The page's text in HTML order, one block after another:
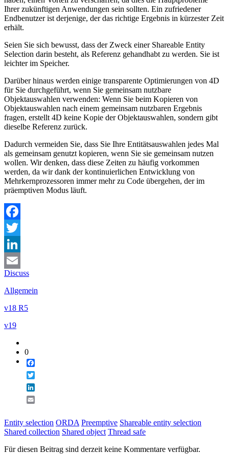
Ihrer zukünftigen Anwendungen sein sollten. Ein zufriedener
Endbenutzer ist derjenige, der das richtige Ergebnis in kürzester Zeit
erhält.
Seien Sie sich bewusst, dass der Zweck einer Shareable Entity
Selection darin besteht, als Referenz gehandhabt zu werden. Sie ist
leichter im Speicher.
Darüber hinaus werden einige transparente Optimierungen von 4D
für Sie durchgeführt, wenn Sie gemeinsam nutzbare
Objektauswahlen verwenden: Wenn Sie beim Kopieren von
Objektauswahlen nach einem gemeinsam nutzbaren Ergebnis
fragen, erstellt 4D keine Kopie der Objektauswahlen, sondern gibt
dieselbe Referenz zurück.
Dadurch vermeiden Sie, dass Sie Ihre Entitätsauswahlen jedes Mal
als gemeinsam genutzt kopieren, wenn Sie sie gemeinsam nutzen
wollen. Wir denken, dass diese Zeiten zu häufig vorkommen
werden, da wir dank der kontinuierlichen Entwicklung von
Mehrkernprozessoren immer mehr zu Code übergehen, der im
präemptiven Modus läuft.
Facebook
Twitter
LinkedIn
Email
Discuss
Allgemein
v18 R5
v19
0
Entity selection ORDA Preemptive Shareable entity selection
Shared collection Shared object Thread safe
Für diesen Beitrag sind derzeit keine Kommentare verfügbar.